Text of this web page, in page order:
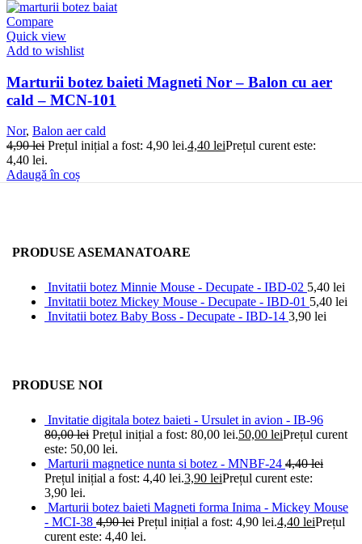
Compare
Quick view
Add to wishlist
Marturii botez baieti Magneti Nor – Balon cu aer
cald – MCN-101
Nor, Balon aer cald
4,90lei Prețul inițial a fost: 4,90 lei.4,40 leiPrețul curent este:
4,40 lei.
Adaugă în coș
PRODUSE ASEMANATOARE
Invitatii botez Minnie Mouse - Decupate - IBD-02 5,40 lei
Invitatii botez Mickey Mouse - Decupate - IBD-01 5,40 lei
Invitatii botez Baby Boss - Decupate - IBD-14 3,90 lei
PRODUSE NOI
Invitatie digitala botez baieti - Ursulet in avion - IB-96
80,00lei Prețul inițial a fost: 80,00 lei.50,00 leiPrețul curent
este: 50,00 lei.
Marturii magnetice nunta si botez - MNBF-24 4,40lei
Prețul inițial a fost: 4,40 lei.3,90 leiPrețul curent este:
3,90 lei.
Marturii botez baieti Magneti forma Inima - Mickey Mouse
- MCI-38 4,90lei Prețul inițial a fost: 4,90 lei.4,40 leiPrețul
curent este: 4,40 lei.